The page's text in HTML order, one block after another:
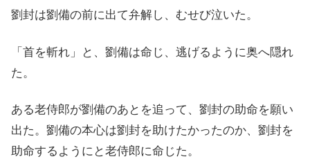
劉封は劉備の前に出て弁解し、むせび泣いた。
「首を斬れ」と、劉備は命じ、逃げるように奥へ隠れ
た。
ある老侍郎が劉備のあとを追って、劉封の助命を願い
出た。劉備の本心は劉封を助けたかったのか、劉封を
助命するようにと老侍郎に命じた。